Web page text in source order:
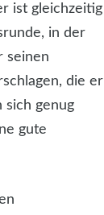
ist gleichzeitig
in der
seinen
die er
sich genug
gute